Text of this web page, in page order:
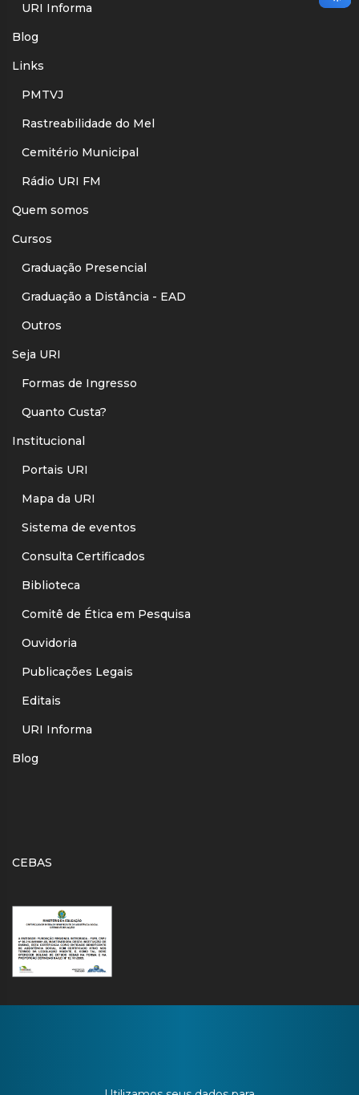
URI Informa
Blog
Links
PMTVJ
Rastreabilidade do Mel
Cemitério Municipal
Rádio URI FM
Quem somos
Cursos
Graduação Presencial
Graduação a Distância - EAD
Outros
Seja URI
Formas de Ingresso
Quanto Custa?
Institucional
Portais URI
Mapa da URI
Sistema de eventos
Consulta Certificados
Biblioteca
Comitê de Ética em Pesquisa
Ouvidoria
Publicações Legais
Editais
URI Informa
Blog
CEBAS